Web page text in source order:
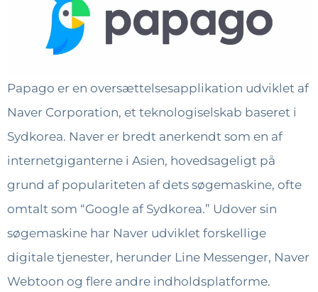
Papago er en oversættelsesapplikation udviklet af
Naver Corporation, et teknologiselskab baseret i
Sydkorea. Naver er bredt anerkendt som en af
internetgiganterne i Asien, hovedsageligt på
grund af populariteten af dets søgemaskine, ofte
omtalt som “Google af Sydkorea.” Udover sin
søgemaskine har Naver udviklet forskellige
digitale tjenester, herunder Line Messenger, Naver
Webtoon og flere andre indholdsplatforme.